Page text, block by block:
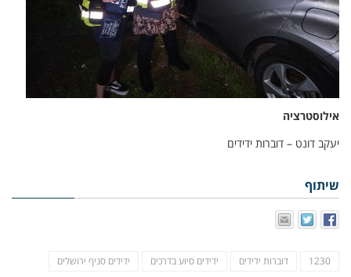
אילוסטרציה
יעקב דונט – דוברות ידידים
שיתוף
1230 דוברות ידידים ידידים סיוע בדרכים ידידים סניף ירושלים